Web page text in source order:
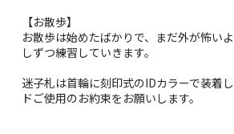
【お散歩】
お散歩は始めたばかりで、まだ外が怖い
しずつ練習していきます。
迷子札は首輪に刻印式のIDカラーで装着
ドご使用のお約束をお願いします。